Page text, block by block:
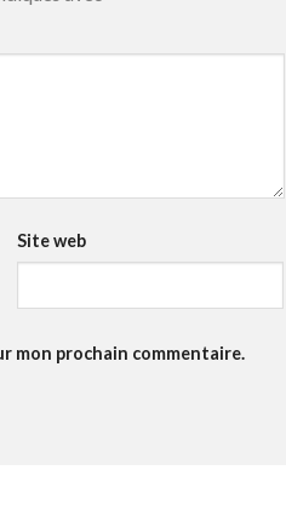
Site web
mon prochain commentaire.